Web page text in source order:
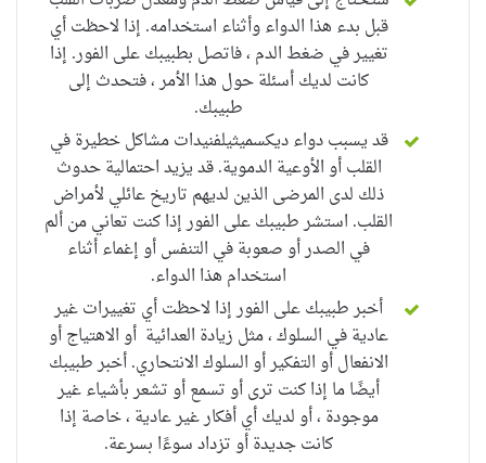
قبل بدء هذا الدواء وأثناء استخدامه. إذا لاحظت أي
تغيير في ضغط الدم ، فاتصل بطبيبك على الفور. إذا
كانت لديك أسئلة حول هذا الأمر ، فتحدث إلى
طبيبك.
قد يسببدواء ديكسميثيلفنيداتمشاكل خطيرة في
القلب أو الأوعية الدموية.قد يزيد احتمالية حدوث
ذلك لدى المرضى الذين لديهم تاريخ عائلي لأمراض
القلب. استشر طبيبك على الفور إذا كنت تعاني من ألم
في الصدر أو صعوبة في التنفس أو إغماء أثناء
استخدام هذا الدواء.
أخبر طبيبك على الفور إذا لاحظت أي تغييرات غير
عادية في السلوك ، مثل زيادة العدائية أو الاهتياج أو
الانفعال أو التفكير أو السلوك الانتحاري.أخبر طبيبك
أيضًا ما إذا كنت ترى أو تسمع أو تشعر بأشياء غير
موجودة ، أو لديك أي أفكار غير عادية ، خاصة إذا
كانت جديدة أو تزداد سوءًا بسرعة.